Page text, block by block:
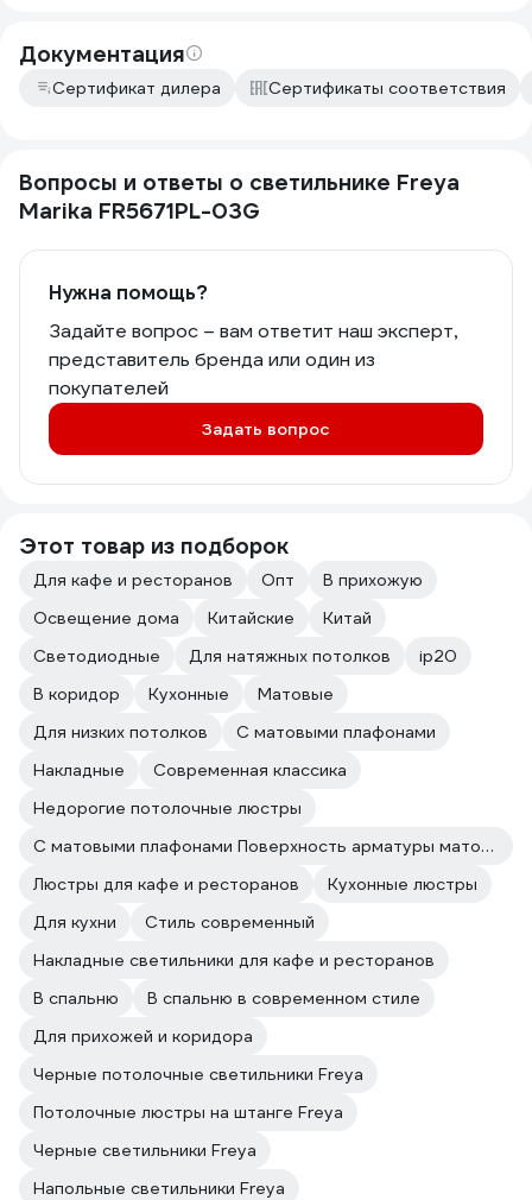
Документация
Сертификат дилера Сертификаты соответствия
Вопросы и ответы о светильнике Freya
Marika FR5671PL-03G
Нужна помощь?
Задайте вопрос – вам ответит наш эксперт,
представитель бренда или один из
покупателей
Задать вопрос
Этот товар из подборок
Для кафе и ресторанов Опт
В прихожую
Освещение дома
Китайские
Китай
Светодиодные
Для натяжных потолков
ip20
В коридор
Кухонные
Матовые
Для низких потолков
С матовыми плафонами
Накладные
Современная классика
Недорогие потолочные люстры
С матовыми плафонами Поверхность арматуры матовая
Люстры для кафе и ресторанов
Кухонные люстры
Для кухни
Стиль современный
Накладные светильники для кафе и ресторанов
В спальню
В спальню в современном стиле
Для прихожей и коридора
Черные потолочные светильники Freya
Потолочные люстры на штанге Freya
Черные светильники Freya
Напольные светильники Freya